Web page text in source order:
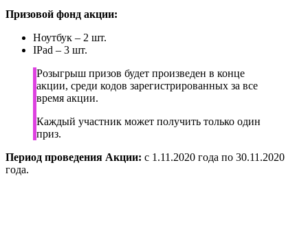
Призовой фонд акции:
Ноутбук – 2 шт.
IPad – 3 шт.
Розыгрыш призов будет произведен в конце
акции, среди кодов зарегистрированных за все
время акции.
Каждый участник может получить только один
приз.
Период проведения Акции: с 1.11.2020 года по 30.11.2020
года.